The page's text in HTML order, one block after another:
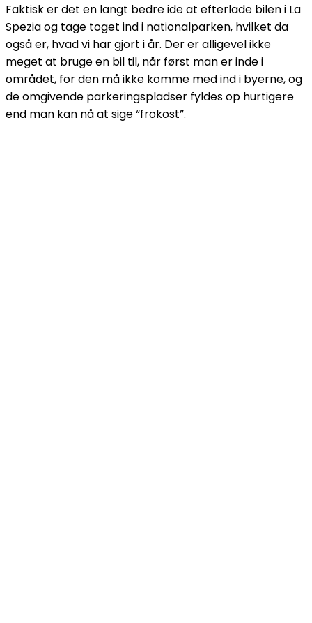
Faktisk er det en langt bedre ide at efterlade bilen i La
Spezia og tage toget ind i nationalparken, hvilket da
også er, hvad vi har gjort i år. Der er alligevel ikke
meget at bruge en bil til, når først man er inde i
området, for den må ikke komme med ind i byerne, og
de omgivende parkeringspladser fyldes op hurtigere
end man kan nå at sige “frokost”.